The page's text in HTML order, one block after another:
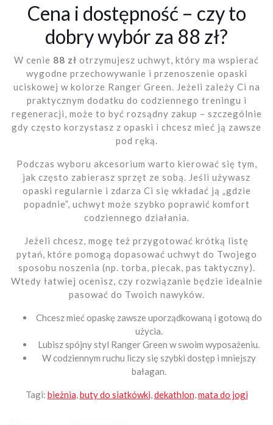
Cena i dostępność – czy to
dobry wybór za 88 zł?
W cenie 88 zł otrzymujesz uchwyt, który ma wspierać
wygodne przechowywanie i przenoszenie opaski
uciskowej w kolorze Ranger Green. Jeżeli zależy Ci na
praktycznym dodatku do codziennego treningu i
regeneracji, może to być rozsądny zakup – szczególnie
gdy często korzystasz z opaski i chcesz mieć ją zawsze
pod ręką.
Podczas wyboru akcesorium warto kierować się tym,
jak często zabierasz sprzęt ze sobą. Jeśli używasz
opaski regularnie i zdarza Ci się wkładać ją „gdzie
popadnie”, uchwyt może szybko poprawić komfort
codziennego działania.
Jeżeli chcesz, mogę też przygotować krótką listę
pytań, które pomogą dopasować uchwyt do Twojego
sposobu noszenia (np. torba, plecak, pas taktyczny).
Wtedy łatwiej ocenisz, czy rozwiązanie będzie idealnie
pasować do Twoich nawyków.
Chcesz mieć opaskę zawsze uporządkowaną i gotową do
użycia.
Lubisz spójny styl Ranger Green w swoim wyposażeniu.
W codziennym ruchu liczy się szybki dostęp i mniejszy
bałagan.
Tagi: bieżnia,buty do siatkówki,dekathlon,mata do jogi